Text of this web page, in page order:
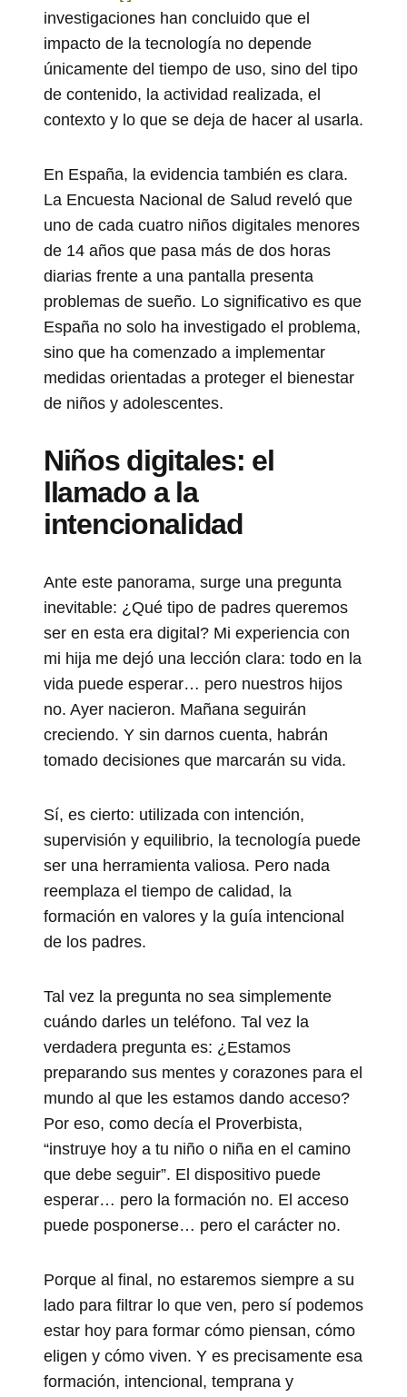
investigaciones han concluido que el
impacto de la tecnología no depende
únicamente del tiempo de uso, sino del tipo
de contenido, la actividad realizada, el
contexto y lo que se deja de hacer al usarla.
En España, la evidencia también es clara.
La Encuesta Nacional de Salud reveló que
uno de cada cuatro niños digitales menores
de 14 años que pasa más de dos horas
diarias frente a una pantalla presenta
problemas de sueño. Lo significativo es que
España no solo ha investigado el problema,
sino que ha comenzado a implementar
medidas orientadas a proteger el bienestar
de niños y adolescentes.
Niños digitales: el
llamado a la
intencionalidad
Ante este panorama, surge una pregunta
inevitable: ¿Qué tipo de padres queremos
ser en esta era digital? Mi experiencia con
mi hija me dejó una lección clara: todo en la
vida puede esperar… pero nuestros hijos
no. Ayer nacieron. Mañana seguirán
creciendo. Y sin darnos cuenta, habrán
tomado decisiones que marcarán su vida.
Sí, es cierto: utilizada con intención,
supervisión y equilibrio, la tecnología puede
ser una herramienta valiosa. Pero nada
reemplaza el tiempo de calidad, la
formación en valores y la guía intencional
de los padres.
Tal vez la pregunta no sea simplemente
cuándo darles un teléfono. Tal vez la
verdadera pregunta es: ¿Estamos
preparando sus mentes y corazones para el
mundo al que les estamos dando acceso?
Por eso, como decía el Proverbista,
“instruye hoy a tu niño o niña en el camino
que debe seguir”. El dispositivo puede
esperar… pero la formación no. El acceso
puede posponerse… pero el carácter no.
Porque al final, no estaremos siempre a su
lado para filtrar lo que ven, pero sí podemos
estar hoy para formar cómo piensan, cómo
eligen y cómo viven. Y es precisamente esa
formación, intencional, temprana y